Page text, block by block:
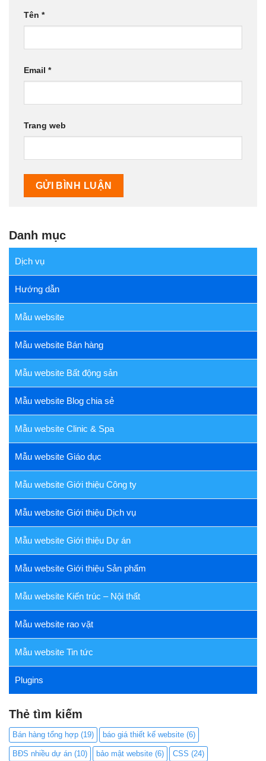
Tên *
Email *
Trang web
Danh mục
Dịch vụ
Hướng dẫn
Mẫu website
Mẫu website Bán hàng
Mẫu website Bất động sản
Mẫu website Blog chia sẻ
Mẫu website Clinic & Spa
Mẫu website Giáo dục
Mẫu website Giới thiệu Công ty
Mẫu website Giới thiệu Dịch vụ
Mẫu website Giới thiệu Dự án
Mẫu website Giới thiệu Sản phẩm
Mẫu website Kiến trúc – Nội thất
Mẫu website rao vặt
Mẫu website Tin tức
Plugins
Thẻ tìm kiếm
Bán hàng tổng hợp (19) báo giá thiết kế website (6)
BĐS nhiều dự án (10) bảo mật website (6) CSS (24)